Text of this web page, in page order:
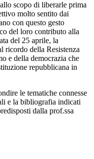
scopo di liberarle prima
molto sentito dai
con questo gesto
del loro contributo alla
del 25 aprile, la
ricordo della Resistenza
e della democrazia che
repubblicana in
le tematiche connesse
e la bibliografia indicati
dalla prof.ssa